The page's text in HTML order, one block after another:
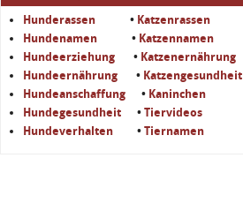
Hunderassen • Katzenrassen
Hundenamen
• Katzennamen
Hundeerziehung • Katzenernährung
Hundeernährung • Katzengesundheit
Hundeanschaffung • Kaninchen
Hundegesundheit • Tiervideos
Hundeverhalten • Tiernamen